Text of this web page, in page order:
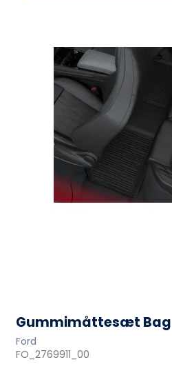
Gummimåttesæt Bag
Ford
FO_2769911_00